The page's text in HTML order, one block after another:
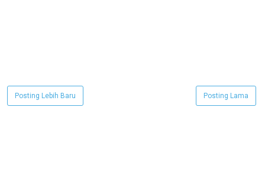
Posting Lebih Baru Posting Lama